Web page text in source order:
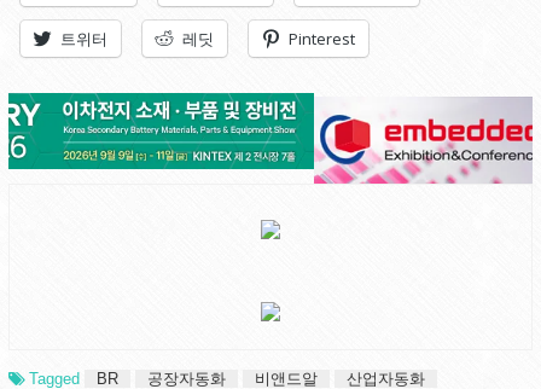
트위터 레딧 Pinterest
Tagged BR 공장자동화 비앤드알 산업자동화